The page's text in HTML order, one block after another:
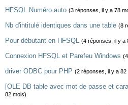
HFSQL Numéro auto (3 réponses, il y a 78
Nb d'intitulé identiques dans une table (8
Pour débutant en HFSQL (4 réponses, il y a
Connexion HFSQL et Parefeu Windows
driver ODBC pour PHP (2 réponses, il y a 82
[OLE DB table avec mot de passe et
82 mois)